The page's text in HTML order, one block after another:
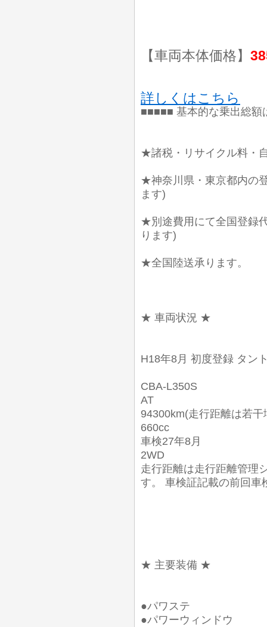
【車両本体価格】
詳しくはこちら
■■■■■ 基本的な乗出総
★諸税・リサイクル料・
★神奈川県・東京都内の
ます)
★別途費用にて全国登録
ります)
★全国陸送承ります。
★ 車両状況 ★
H18年8月 初度登録 タン
CBA-L350S
AT
94300km(走行距離は若干
660cc
車検27年8月
2WD
走行距離は走行距離管理
す。 車検証記載の前回車
★ 主要装備 ★
●パワステ
●パワーウィンドウ